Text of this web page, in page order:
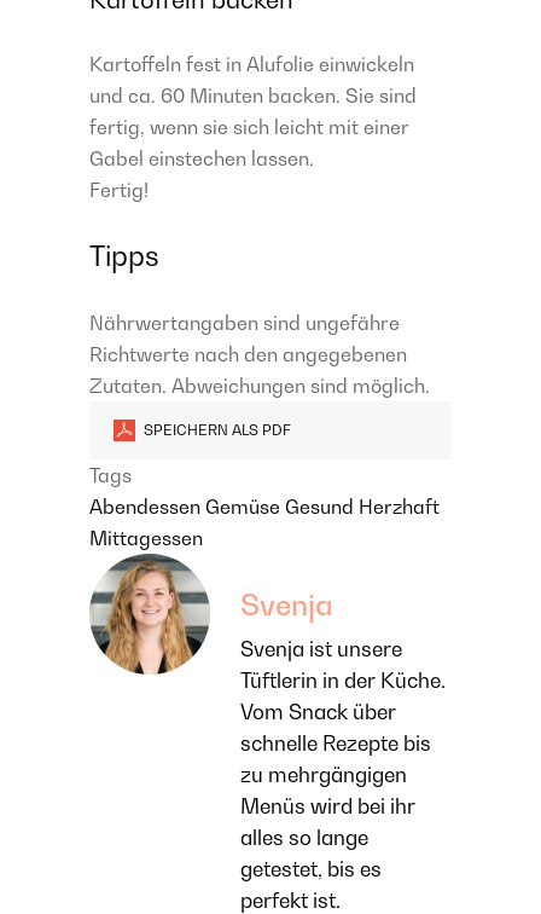
Kartoffeln fest in Alufolie einwickeln
und ca. 60 Minuten backen. Sie sind
fertig, wenn sie sich leicht mit einer
Gabel einstechen lassen.
Fertig!
Tipps
Nährwertangaben sind ungefähre
Richtwerte nach den angegebenen
Zutaten. Abweichungen sind möglich.
SPEICHERN ALS PDF
Tags
Abendessen Gemüse Gesund Herzhaft
Mittagessen
Svenja
Svenja ist unsere
Tüftlerin in der Küche.
Vom Snack über
schnelle Rezepte bis
zu mehrgängigen
Menüs wird bei ihr
alles so lange
getestet, bis es
perfekt ist.